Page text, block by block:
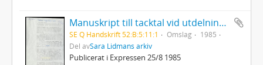
Manuskript till tacktal vid utdelningen av Selma Lagerlöfs litteraturpris
SE Q Handskrift 52:B:5:11:1 Omslag
1985
Del avSara Lidmans arkiv
Publicerat i Expressen 25/8 1985